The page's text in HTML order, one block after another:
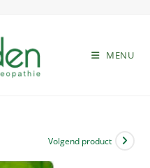
MENU
Volgend product